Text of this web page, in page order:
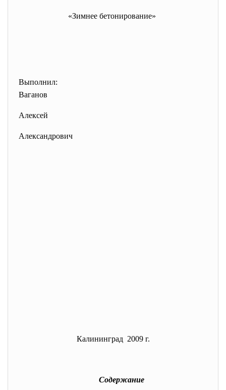
«Зимнее бетонирование»
Выполнил:
Ваганов
Алексей
Александрович
Калининград 2009 г.
Содержание